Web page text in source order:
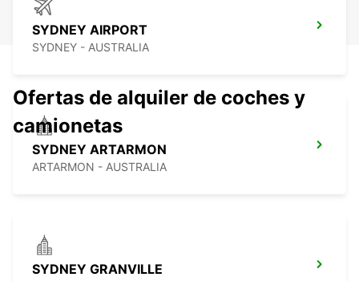
SYDNEY AIRPORT
SYDNEY - AUSTRALIA
SYDNEY ARTARMON
ARTARMON - AUSTRALIA
SYDNEY GRANVILLE
Ofertas de alquiler de coches y
camionetas